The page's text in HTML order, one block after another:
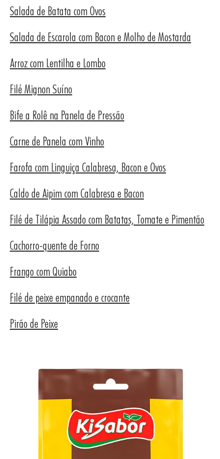
Salada de Batata com Ovos
Salada de Escarola com Bacon e Molho de Mostarda
Arroz com Lentilha e Lombo
Filé Mignon Suíno
Bife a Rolê na Panela de Pressão
Carne de Panela com Vinho
Farofa com Linguiça Calabresa, Bacon e Ovos
Caldo de Aipim com Calabresa e Bacon
Filé de Tilápia Assado com Batatas, Tomate e Pimentão
Cachorro-quente de Forno
Frango com Quiabo
Filé de peixe empanado e crocante
Pirão de Peixe